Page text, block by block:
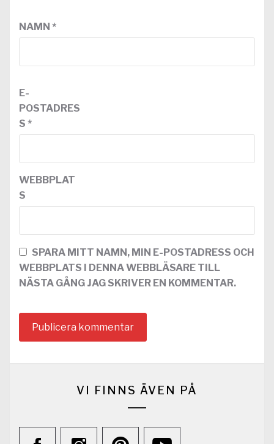
NAMN *
E-
POSTADRES
S *
WEBBPLAT
S
SPARA MITT NAMN, MIN E-POSTADRESS OCH
WEBBPLATS I DENNA WEBBLÄSARE TILL
NÄSTA GÅNG JAG SKRIVER EN KOMMENTAR.
VI FINNS ÄVEN PÅ